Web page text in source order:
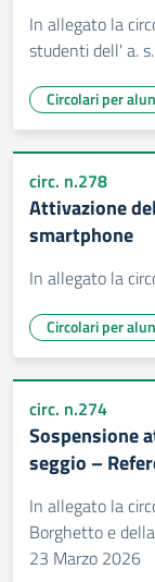
In allegato la
studenti dell' a.
Circolari per
circ. n.278
Attivazione
smartphone
In allegato la
Circolari per
circ. n.274
Sospensione
seggio –
In allegato la
Borghetto e
23 Marzo 2026